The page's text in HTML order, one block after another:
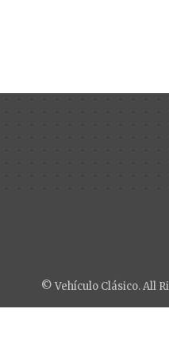
© Vehículo Clásico. All